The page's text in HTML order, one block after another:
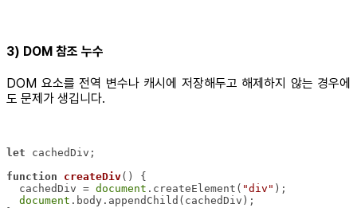
3) DOM 참조 누수
DOM 요소를 전역 변수나 캐시에 저장해두고 해제하지 않는 경우에
도 문제가 생깁니다.
let
function
createDiv( )
  cachedDiv =
document .createElement( "div"
document